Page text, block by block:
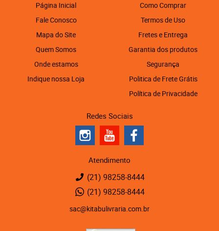
Página Inicial
Fale Conosco
Mapa do Site
Quem Somos
Onde estamos
Indique nossa Loja
Como Comprar
Termos de Uso
Fretes e Entrega
Garantia dos produtos
Segurança
Politica de Frete Grátis
Política de Privacidade
Redes Sociais
Atendimento
(21) 98258-8444
(21) 98258-8444
sac@kitabulivraria.com.br